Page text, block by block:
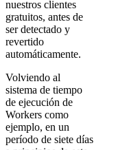
nuestros clientes
gratuitos, antes de
ser detectado y
revertido
automáticamente.
Volviendo al
sistema de tiempo
de ejecución de
Workers como
ejemplo, en un
período de siete días